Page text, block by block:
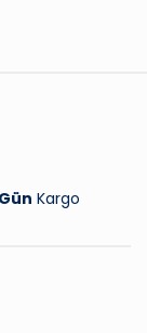
Kargo